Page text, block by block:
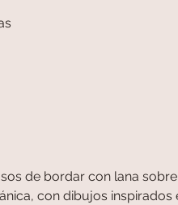
de bordar con lana
con dibujos inspirados